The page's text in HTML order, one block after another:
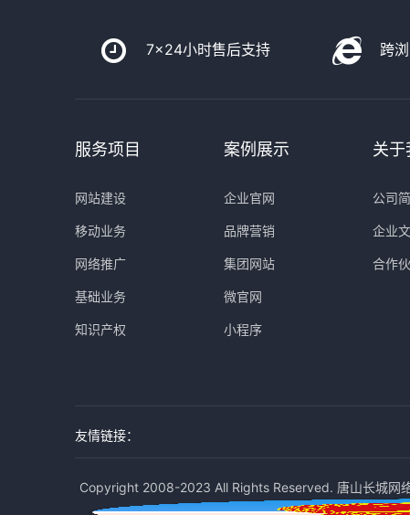
7x24小时售后支持 跨
服务项目
网站建设
移动业务
网络推广
基础业务
知识产权
案例展示
企业官网
品牌营销
集团网站
微官网
小程序
关于
公司
企业
合作
友情链接：
Copyright 2008-2023 All Rights Reserved. 唐山长城网